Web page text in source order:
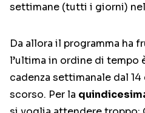
settimane (tutti i giorni)
Da allora il programma ha
l’ultima in ordine di tempo
cadenza settimanale dal
scorso. Per la